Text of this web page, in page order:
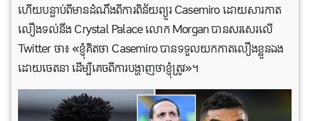
ហើយ​បន្ទាប់​ពី​មាន​ដំណឹង​ពី​ការ​ពិន័យ​ព្យួរ Casemiro ដោយសារ​កាត​
លឿង​ទល់​នឹង Crystal Palace លោក Morgan បាន​សរសេរ​លើ
Twitter ថា​៖ «​ខ្ញុំ​គិត​ថា Casemiro បាន​ទទួលយកកាត​លឿង​ខ្លួនឯង​
ដោយ​ចេតនា ដើម្បី​គេច​ពី​ការ​បង្ហាញ​ថា​ខ្ញុំ​ត្រូវ»។